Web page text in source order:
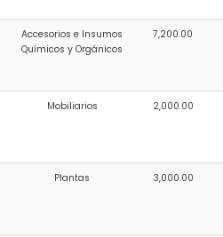
Accesorios e Insumos
Químicos y Orgánicos
7,200.00
Mobiliarios 2,000.00
Plantas 3,000.00